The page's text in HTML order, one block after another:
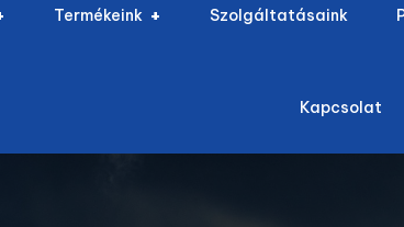
Termékeink Szolgáltatásaink
Kapcsolat